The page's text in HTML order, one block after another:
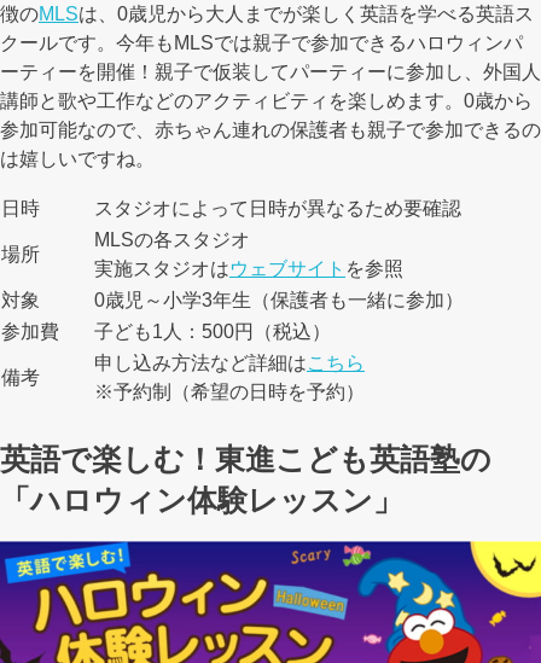
徴のMLSは、0歳児から大人までが楽しく英語を学べる英語ス
クールです。今年もMLSでは親子で参加できるハロウィンパ
ーティーを開催！親子で仮装してパーティーに参加し、外国人
講師と歌や工作などのアクティビティを楽しめます。0歳から
参加可能なので、赤ちゃん連れの保護者も親子で参加できるの
は嬉しいですね。
日時 スタジオによって日時が異なるため要確認
場所
MLSの各スタジオ
実施スタジオはウェブサイト を参照
対象
0歳児～小学3年生（保護者も一緒に参加）
参加費
子ども1人：500円（税込）
備考
申し込み方法など詳細はこちら
※予約制（希望の日時を予約）
英語で楽しむ！東進こども英語塾の
「ハロウィン体験レッスン」